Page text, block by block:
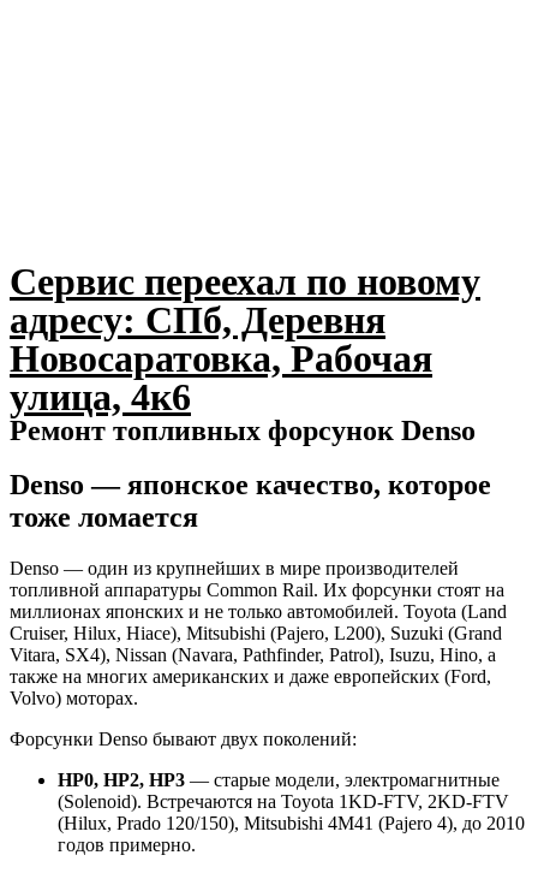
Сервис переехал по новому
адресу: СПб, Деревня
Новосаратовка, Рабочая
улица, 4к6
Ремонт топливных форсунок Denso
Denso — японское качество, которое
тоже ломается
Denso — один из крупнейших в мире производителей
топливной аппаратуры Common Rail. Их форсунки стоят на
миллионах японских и не только автомобилей. Toyota (Land
Cruiser, Hilux, Hiace), Mitsubishi (Pajero, L200), Suzuki (Grand
Vitara, SX4), Nissan (Navara, Pathfinder, Patrol), Isuzu, Hino, а
также на многих американских и даже европейских (Ford,
Volvo) моторах.
Форсунки Denso бывают двух поколений:
HP0, HP2, HP3 — старые модели, электромагнитные
(Solenoid). Встречаются на Toyota 1KD-FTV, 2KD-FTV
(Hilux, Prado 120/150), Mitsubishi 4M41 (Pajero 4), до 2010
годов примерно.